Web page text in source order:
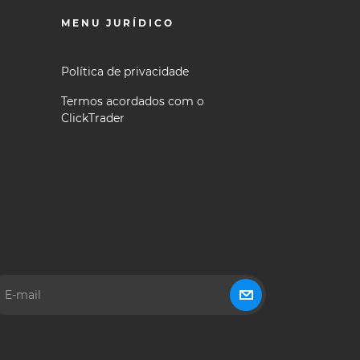
MENU JURÍDICO
Política de privacidade
Termos acordados com o
ClickTrader